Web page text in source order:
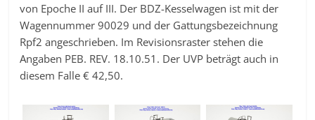
von Epoche II auf III. Der BDZ-Kesselwagen ist mit der
Wagennummer 90029 und der Gattungsbezeichnung
Rpf2 angeschrieben. Im Revisionsraster stehen die
Angaben PEB. REV. 18.10.51. Der UVP beträgt auch in
diesem Falle € 42,50.